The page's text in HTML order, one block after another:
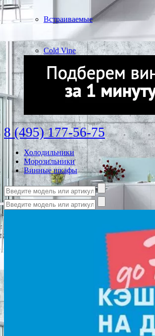
Встраиваемые
Cold Vine
8 (495) 177-56-75
Холодильники
Морозильники
Винные шкафы